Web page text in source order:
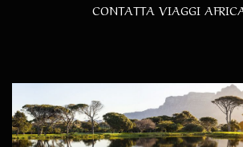
CONTATTA VIAGGI